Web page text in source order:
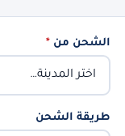
الشحن من *
طريقة الشحن